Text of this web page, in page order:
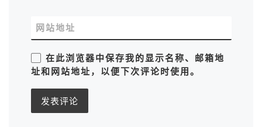
网站地址
在此浏览器中保存我的显示名称、邮箱地
址和网站地址，以便下次评论时使用。